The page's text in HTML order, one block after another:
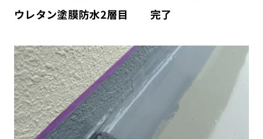
ウレタン塗膜防水2層目 完了